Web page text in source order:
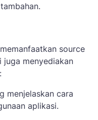
source
juga menyediakan
menjelaskan cara
aplikasi.